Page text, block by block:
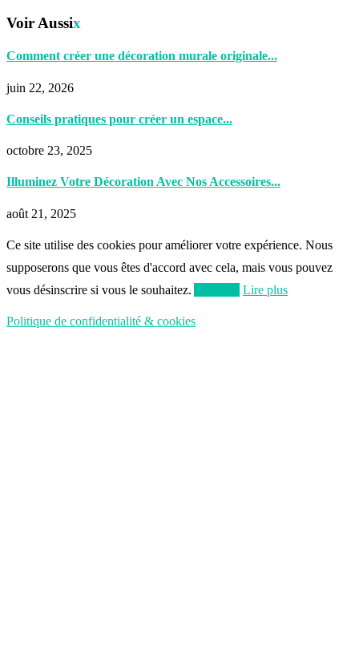
Voir Aussix
Comment créer une décoration murale originale...
juin 22, 2026
Conseils pratiques pour créer un espace...
octobre 23, 2025
Illuminez Votre Décoration Avec Nos Accessoires...
août 21, 2025
Ce site utilise des cookies pour améliorer votre expérience. Nous
supposerons que vous êtes d'accord avec cela, mais vous pouvez
vous désinscrire si vous le souhaitez.
Lire plus
Politique de confidentialité & cookies